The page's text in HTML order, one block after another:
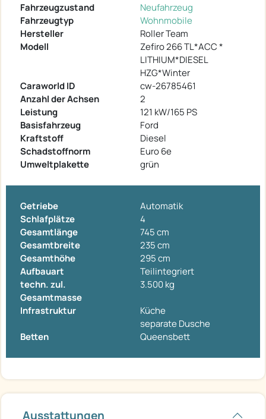
Fahrzeugzustand
Neufahrzeug
Fahrzeugtyp
Wohnmobile
Hersteller
Roller Team
Modell
Zefiro 266 TL*ACC *
LITHIUM*DIESEL
HZG*Winter
Caraworld ID
cw-26785461
Anzahl der Achsen
2
Leistung
121 kW/165 PS
Basisfahrzeug
Ford
Kraftstoff
Diesel
Schadstoffnorm
Euro 6e
Umweltplakette
grün
Getriebe
Automatik
Schlafplätze
4
Gesamtlänge
745 cm
Gesamtbreite
235 cm
Gesamthöhe
295 cm
Aufbauart
Teilintegriert
techn. zul.
Gesamtmasse
3.500 kg
Infrastruktur
Küche
separate Dusche
Betten
Queensbett
Ausstattungen